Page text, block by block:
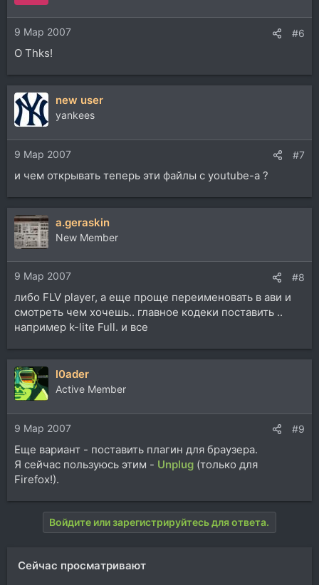
9 Мар 2007 #6
О Thks!
new user
yankees
9 Мар 2007 #7
и чем открывать теперь эти файлы с youtube-а ?
a.geraskin
New Member
9 Мар 2007 #8
либо FLV player, а еще проще переименовать в ави и
смотреть чем хочешь.. главное кодеки поставить ..
например k-lite Full. и все
l0ader
Active Member
9 Мар 2007 #9
Еще вариант - поставить плагин для браузера.
Я сейчас пользуюсь этим - Unplug (только для
Firefox!).
Войдите или зарегистрируйтесь для ответа.
Сейчас просматривают